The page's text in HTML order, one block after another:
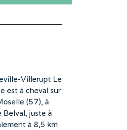
Villerupt Le
est à cheval sur
(57), à
Belval, juste à
à 8,5 km